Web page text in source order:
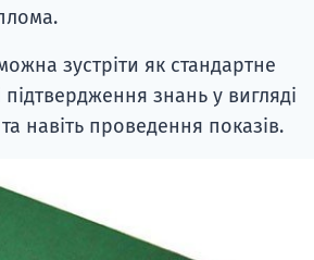
зустріти як стандартне
знань у вигляді
навіть проведення показів.